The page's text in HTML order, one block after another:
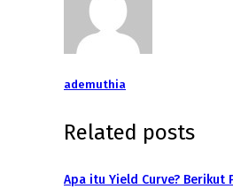
ademuthia
Related posts
Apa itu Yield Curve? Berikut